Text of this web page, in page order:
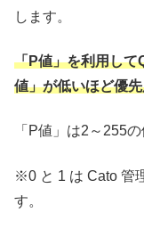
します。
「P値」を利用して
値」が低いほど優
「P値」は2～255
※0 と 1 は Cato 管
す。